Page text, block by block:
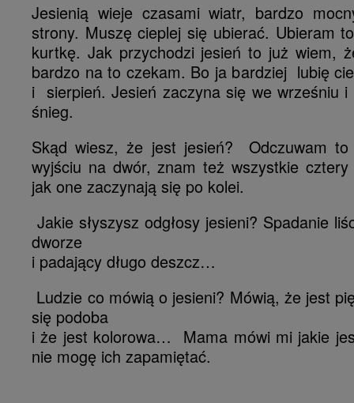
Jesienią wieje czasami wiatr, bardzo
strony. Muszę cieplej się ubierać. Ubieram
kurtkę. Jak przychodzi jesień to już wiem,
bardzo na to czekam. Bo ja bardziej lubię
i sierpień. Jesień zaczyna się we wrześniu
śnieg.
Skąd wiesz, że jest jesień? Odczuwam
wyjściu na dwór, znam też wszystkie
jak one zaczynają się po kolei.
Jakie słyszysz odgłosy jesieni? Spadanie
dworze
i padający długo deszcz…
Ludzie co mówią o jesieni? Mówią, że jest
się podoba
i że jest kolorowa… Mama mówi mi jakie
nie mogę ich zapamiętać.